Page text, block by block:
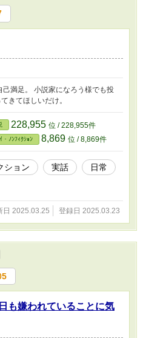
満足。 小説家になろう様でも投
きてほしいだけ。
228,955 位 / 228,955件
・ﾉﾝﾌｨｸｼｮﾝ 8,869 位 / 8,869件
ション 実話
日常
日 2025.03.25 登録日 2025.03.23
も嫌われていることに気